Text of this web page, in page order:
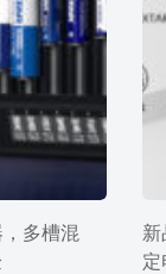
多槽混